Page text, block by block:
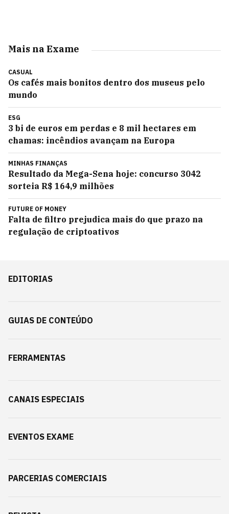
Mais na Exame
CASUAL
Os cafés mais bonitos dentro dos museus pelo
mundo
ESG
3 bi de euros em perdas e 8 mil hectares em
chamas: incêndios avançam na Europa
MINHAS FINANÇAS
Resultado da Mega-Sena hoje: concurso 3042
sorteia R$ 164,9 milhões
FUTURE OF MONEY
Falta de filtro prejudica mais do que prazo na
regulação de criptoativos
EDITORIAS
GUIAS DE CONTEÚDO
FERRAMENTAS
CANAIS ESPECIAIS
EVENTOS EXAME
PARCERIAS COMERCIAIS